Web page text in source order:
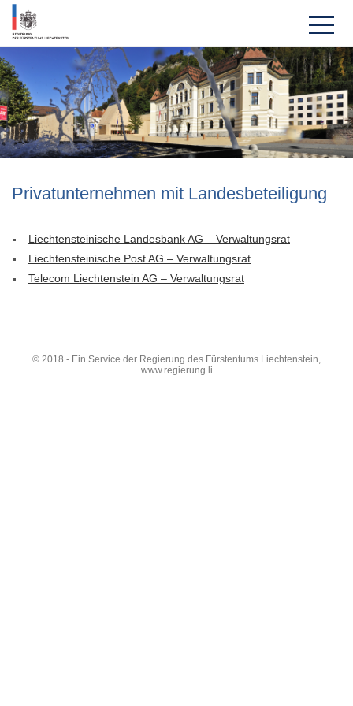
Privat­unterneh­men mit Landes­beteili­gung
Liechtensteinische Landesbank AG – Verwaltungsrat
Liechtensteinische Post AG – Verwaltungsrat
Telecom Liechtenstein AG – Verwaltungsrat
© 2018 - Ein Service der Regierung des Fürstentums Liechtenstein,
www.regierung.li